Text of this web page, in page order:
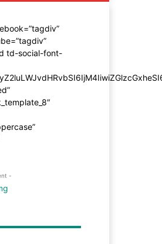
td-social-font-
-